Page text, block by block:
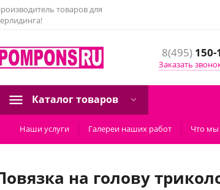
товаров для
8(495)150-
Заказать
Каталог товаров
Наши услуги Галереи наших работ Что
на голову